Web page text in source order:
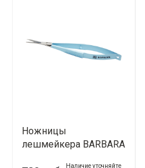
Ножницы
лешмейкера BARBARA
Наличие уточняйте